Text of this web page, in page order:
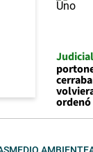
Judicial
MEDIO AMBIENTE